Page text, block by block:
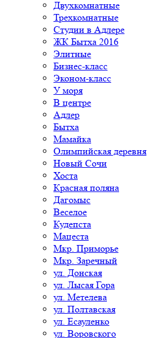
Двухкомнатные
Трехкомнатные
Студии в Адлере
ЖК Бытха 2016
Элитные
Бизнес-класс
Эконом-класс
У моря
В центре
Адлер
Бытха
Мамайка
Олимпийская деревня
Новый Сочи
Хоста
Красная поляна
Дагомыс
Веселое
Кудепста
Мацеста
Мкр. Приморье
Мкр. Заречный
ул. Донская
ул. Лысая Гора
ул. Метелева
ул. Полтавская
ул. Есауленко
ул. Воровского